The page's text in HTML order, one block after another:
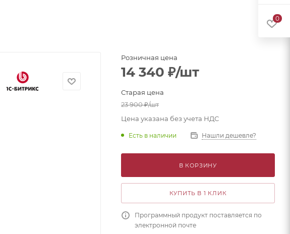
Розничная цена
14 340 ₽/шт
Старая цена
23 900₽/шт
Цена указана без учета НДС
Есть в наличии Нашли дешевле?
В КОРЗИНУ
КУПИТЬ В 1 КЛИК
Программный продукт поставляется по
электронной почте
0